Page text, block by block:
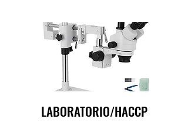
LABORATORIO/HACCP